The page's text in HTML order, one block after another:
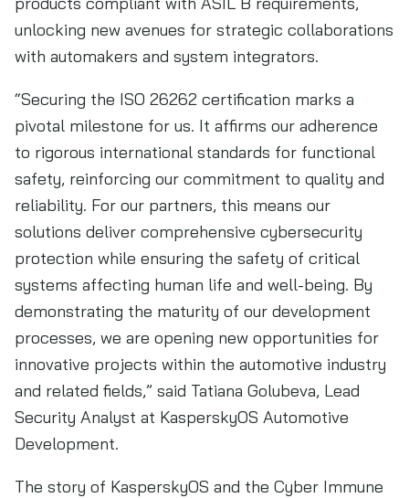
unlocking new avenues for strategic collaborations
with automakers and system integrators.
“Securing the ISO 26262 certification marks a
pivotal milestone for us. It affirms our adherence
to rigorous international standards for functional
safety, reinforcing our commitment to quality and
reliability. For our partners, this means our
solutions deliver comprehensive cybersecurity
protection while ensuring the safety of critical
systems affecting human life and well-being. By
demonstrating the maturity of our development
processes, we are opening new opportunities for
innovative projects within the automotive industry
and related fields,” said Tatiana Golubeva, Lead
Security Analyst at KasperskyOS Automotive
Development.
The story of KasperskyOS and the Cyber Immune